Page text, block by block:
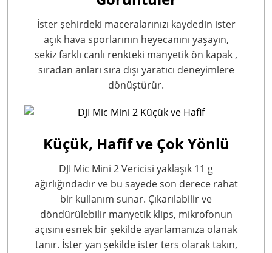
İster şehirdeki maceralarınızı kaydedin ister
açık hava sporlarının heyecanını yaşayın,
sekiz farklı canlı renkteki manyetik ön kapak ,
sıradan anları sıra dışı yaratıcı deneyimlere
dönüştürür.
Küçük, Hafif ve Çok Yönlü
DJI Mic Mini 2 Vericisi yaklaşık 11 g
ağırlığındadırve bu sayede son derece rahat
bir kullanım sunar. Çıkarılabilir ve
döndürülebilir manyetik klips, mikrofonun
açısını esnek bir şekilde ayarlamanıza olanak
tanır. İster yan şekilde ister ters olarak takın,